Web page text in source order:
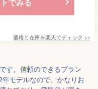
価格と在庫を楽天でチェック >>
す。信頼のできるブラン
モデルなので、かなりお